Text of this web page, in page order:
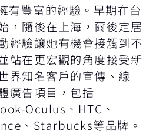
有豐富的經驗。早期在台
，隨後在上海，爾後定居
經驗讓她有機會接觸到不
站在更宏觀的角度接受新
界知名客戶的宣傳、線
廣告項目，包括
Oculus、HTC、
、Starbucks等品牌。